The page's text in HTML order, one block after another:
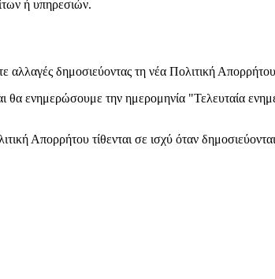
ή υπηρεσιών.
δημοσιεύοντας τη νέα Πολιτική
θα ενημερώσουμε την ημερομηνία "Τελευταία
Απορρήτου τίθενται σε ισχύ όταν